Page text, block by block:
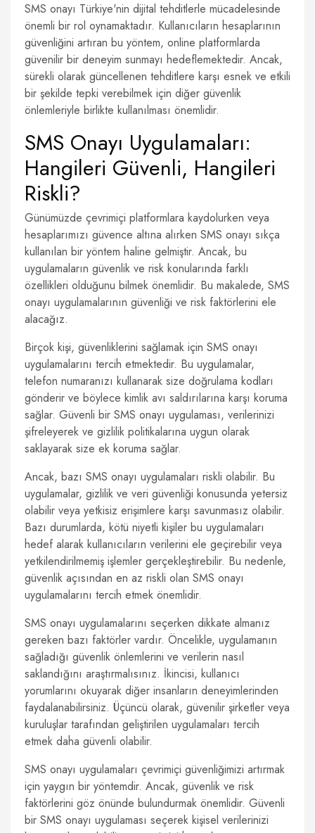
SMS onayı Türkiye'nin dijital tehditlerle mücadelesinde
önemli bir rol oynamaktadır. Kullanıcıların hesaplarının
güvenliğini artıran bu yöntem, online platformlarda
güvenilir bir deneyim sunmayı hedeflemektedir. Ancak,
sürekli olarak güncellenen tehditlere karşı esnek ve etkili
bir şekilde tepki verebilmek için diğer güvenlik
önlemleriyle birlikte kullanılması önemlidir.
SMS Onayı Uygulamaları:
Hangileri Güvenli, Hangileri
Riskli?
Günümüzde çevrimiçi platformlara kaydolurken veya
hesaplarımızı güvence altına alırken SMS onayı sıkça
kullanılan bir yöntem haline gelmiştir. Ancak, bu
uygulamaların güvenlik ve risk konularında farklı
özellikleri olduğunu bilmek önemlidir. Bu makalede, SMS
onayı uygulamalarının güvenliği ve risk faktörlerini ele
alacağız.
Birçok kişi, güvenliklerini sağlamak için SMS onayı
uygulamalarını tercih etmektedir. Bu uygulamalar,
telefon numaranızı kullanarak size doğrulama kodları
gönderir ve böylece kimlik avı saldırılarına karşı koruma
sağlar. Güvenli bir SMS onayı uygulaması, verilerinizi
şifreleyerek ve gizlilik politikalarına uygun olarak
saklayarak size ek koruma sağlar.
Ancak, bazı SMS onayı uygulamaları riskli olabilir. Bu
uygulamalar, gizlilik ve veri güvenliği konusunda yetersiz
olabilir veya yetkisiz erişimlere karşı savunmasız olabilir.
Bazı durumlarda, kötü niyetli kişiler bu uygulamaları
hedef alarak kullanıcıların verilerini ele geçirebilir veya
yetkilendirilmemiş işlemler gerçekleştirebilir. Bu nedenle,
güvenlik açısından en az riskli olan SMS onayı
uygulamalarını tercih etmek önemlidir.
SMS onayı uygulamalarını seçerken dikkate almanız
gereken bazı faktörler vardır. Öncelikle, uygulamanın
sağladığı güvenlik önlemlerini ve verilerin nasıl
saklandığını araştırmalısınız. İkincisi, kullanıcı
yorumlarını okuyarak diğer insanların deneyimlerinden
faydalanabilirsiniz. Üçüncü olarak, güvenilir şirketler veya
kuruluşlar tarafından geliştirilen uygulamaları tercih
etmek daha güvenli olabilir.
SMS onayı uygulamaları çevrimiçi güvenliğimizi artırmak
için yaygın bir yöntemdir. Ancak, güvenlik ve risk
faktörlerini göz önünde bulundurmak önemlidir. Güvenli
bir SMS onayı uygulaması seçerek kişisel verilerinizi